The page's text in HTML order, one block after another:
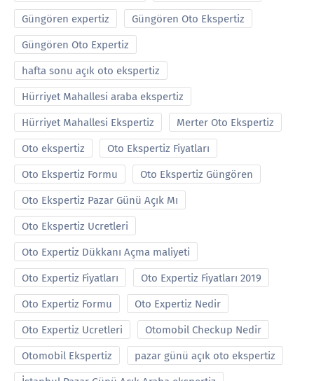
Güngören expertiz Güngören Oto Ekspertiz
Güngören Oto Expertiz
hafta sonu açık oto ekspertiz
Hürriyet Mahallesi araba ekspertiz
Hürriyet Mahallesi Ekspertiz Merter Oto Ekspertiz
Oto ekspertiz Oto Ekspertiz Fiyatları
Oto Ekspertiz Formu Oto Ekspertiz Güngören
Oto Ekspertiz Pazar Günü Açık Mı
Oto Ekspertiz Ucretleri
Oto Expertiz Dükkanı Açma maliyeti
Oto Expertiz Fiyatları Oto Expertiz Fiyatları 2019
Oto Expertiz Formu Oto Expertiz Nedir
Oto Expertiz Ucretleri Otomobil Checkup Nedir
Otomobil Ekspertiz pazar günü açık oto ekspertiz